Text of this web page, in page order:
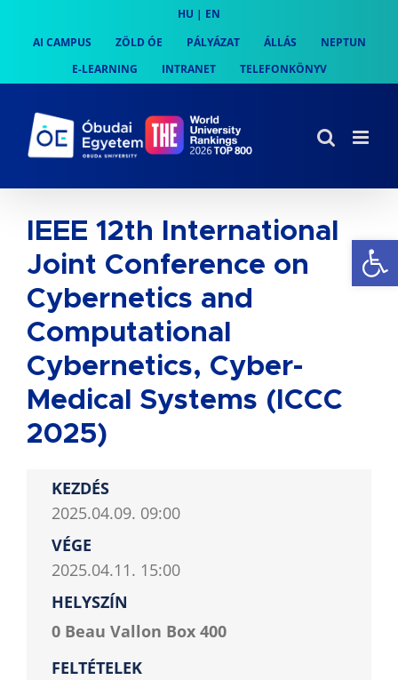
content
HU | EN
AI CAMPUS
ZÖLD ÓE PÁLYÁZAT ÁLLÁS
NEPTUN
E-LEARNING
INTRANET TELEFONKÖNYV
IEEE 12th International
Joint Conference on
Cybernetics and
Computational
Cybernetics, Cyber-
Medical Systems (ICCC
2025)
KEZDÉS
2025.04.09. 09:00
VÉGE
2025.04.11. 15:00
HELYSZÍN
0 Beau Vallon Box 400
FELTÉTELEK